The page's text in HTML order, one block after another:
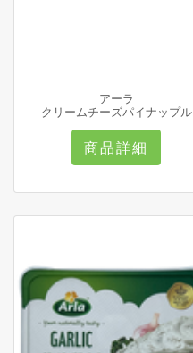
アーラ
クリームチーズパイナップル
商品詳細